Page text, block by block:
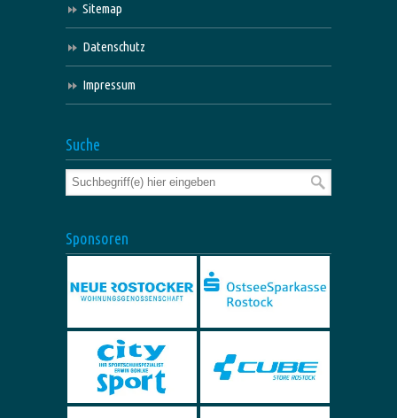
Sitemap
Datenschutz
Impressum
Suche
Sponsoren